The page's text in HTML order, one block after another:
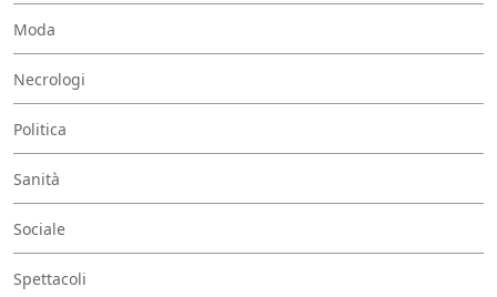
Moda
Necrologi
Politica
Sanità
Sociale
Spettacoli